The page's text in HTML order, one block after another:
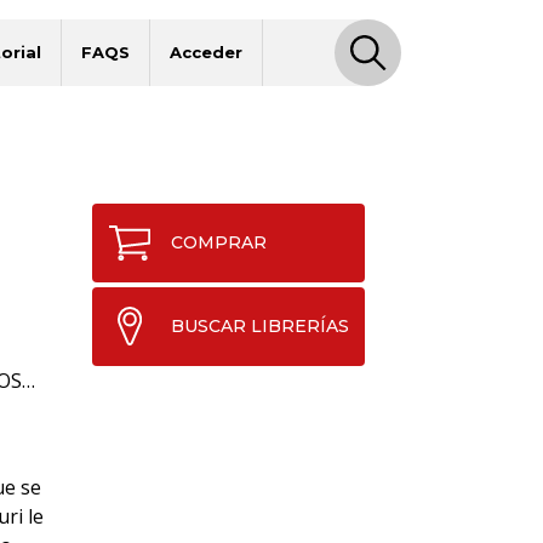
FAQS Acceder
se
le
COMPRAR
BUSCAR LIBRERÍAS